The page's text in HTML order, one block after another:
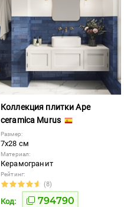
Коллекция плитки Ape
ceramica Murus
Размер:
7x28 см
Материал:
Керамогранит
Рейтинг:
(8)
Код: 794790